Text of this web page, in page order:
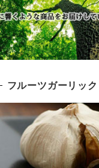
フルーツガーリック